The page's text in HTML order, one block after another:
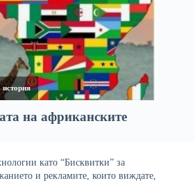
като “Бисквитки” за
и рекламите, които виждате,